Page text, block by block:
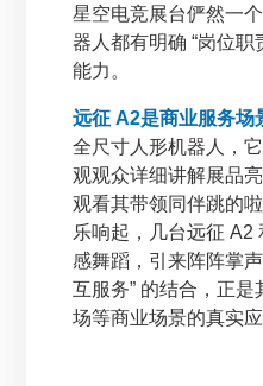
星空电竞展台俨然一
器人都有明确 “岗位职
能力。
远征 A2是商业服务场
全尺寸人形机器人，
观观众详细讲解展品
观看其带领同伴跳的
乐响起，几台远征 A2
感舞蹈，引来阵阵掌
互服务” 的结合，正
场等商业场景的真实应